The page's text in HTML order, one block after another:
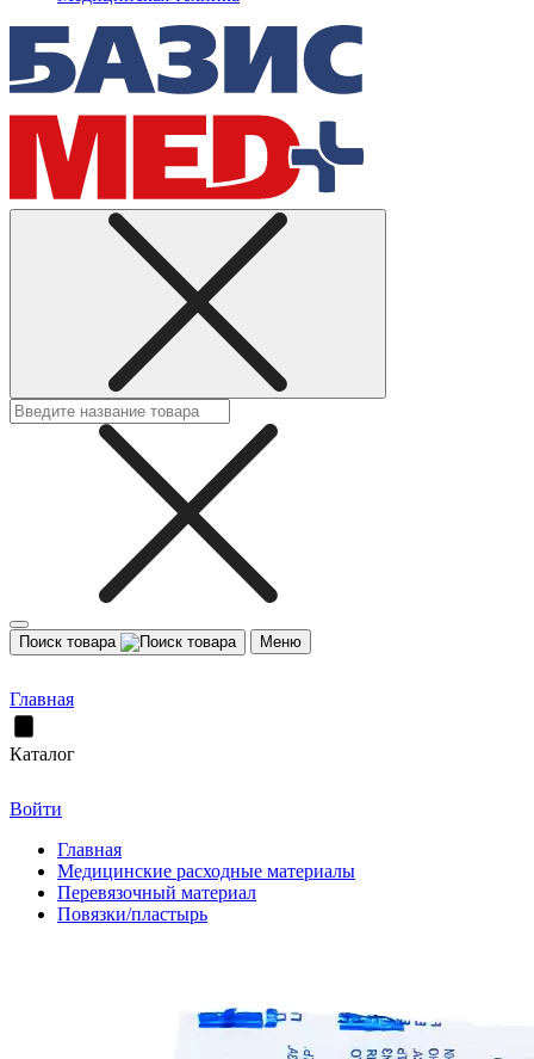
Поиск товара Меню
Главная
Каталог
Войти
Главная
Медицинские расходные материалы
Перевязочный материал
Повязки/пластырь